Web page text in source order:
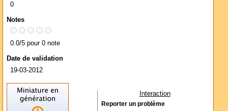
0
Notes
0.0/5 pour 0 note
Date de validation
19-03-2012
Interaction
Reporter un problème